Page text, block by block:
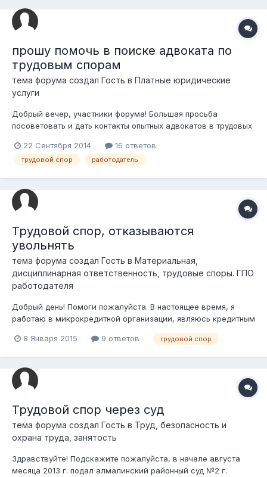
отправляли в Россию, а было использован...
прошу помочь в поиске адвоката по
трудовым спорам
тема форума создал Гость в Платные юридические
услуги
Добрый вечер, участники форума! Большая просьба
посоветовать и дать контакты опытных адвокатов в трудовых
праве. Буду безумно благодарна за советы и подсказки.
Открыла гугл, но там их так много, не разберешь кто есть
22 Сентября 2014 16 ответов
трудовой спор работодатель
Трудовой спор, отказываются
увольнять
тема форума создал Гость в Материальная,
дисциплинарная ответственность, трудовые споры. ГПО
работодателя
Добрый день! Помоги пожалуйста. В настоящее время, я
работаю в микрокредитной организации, являюсь кредитным
по собственному желанию, но получал отказ от
заявления. Директор мотивирует свой отказ...
8 Января 2015 9 ответов трудовой спор
Трудовой спор через суд
тема форума создал Гость в Труд, безопасность и
охрана труда, занятость
Здравствуйте! Подскажите пожалуйста, в начале августа
месяца 2013 г. подал алмалинский районный суд №2 г.